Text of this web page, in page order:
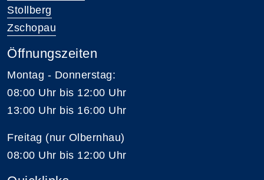
Stollberg
Zschopau
Öffnungszeiten
Montag - Donnerstag:
08:00 Uhr bis 12:00 Uhr
13:00 Uhr bis 16:00 Uhr
Freitag (nur Olbernhau)
08:00 Uhr bis 12:00 Uhr